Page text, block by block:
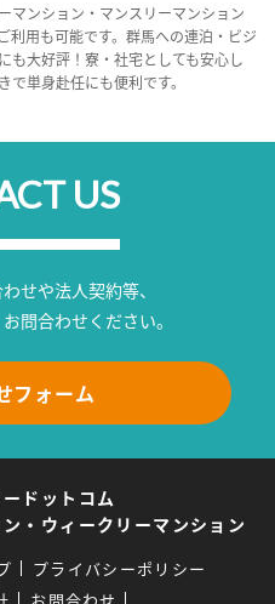
マンション・マンスリーマンション
利用も可能です。群馬への連泊・ビジ
も大好評！寮・社宅としても安心し
単身赴任にも便利です。
US
せや法人契約等、
問合わせください。
フォーム
ドットコム
・ウィークリーマンション
プライバシーポリシー